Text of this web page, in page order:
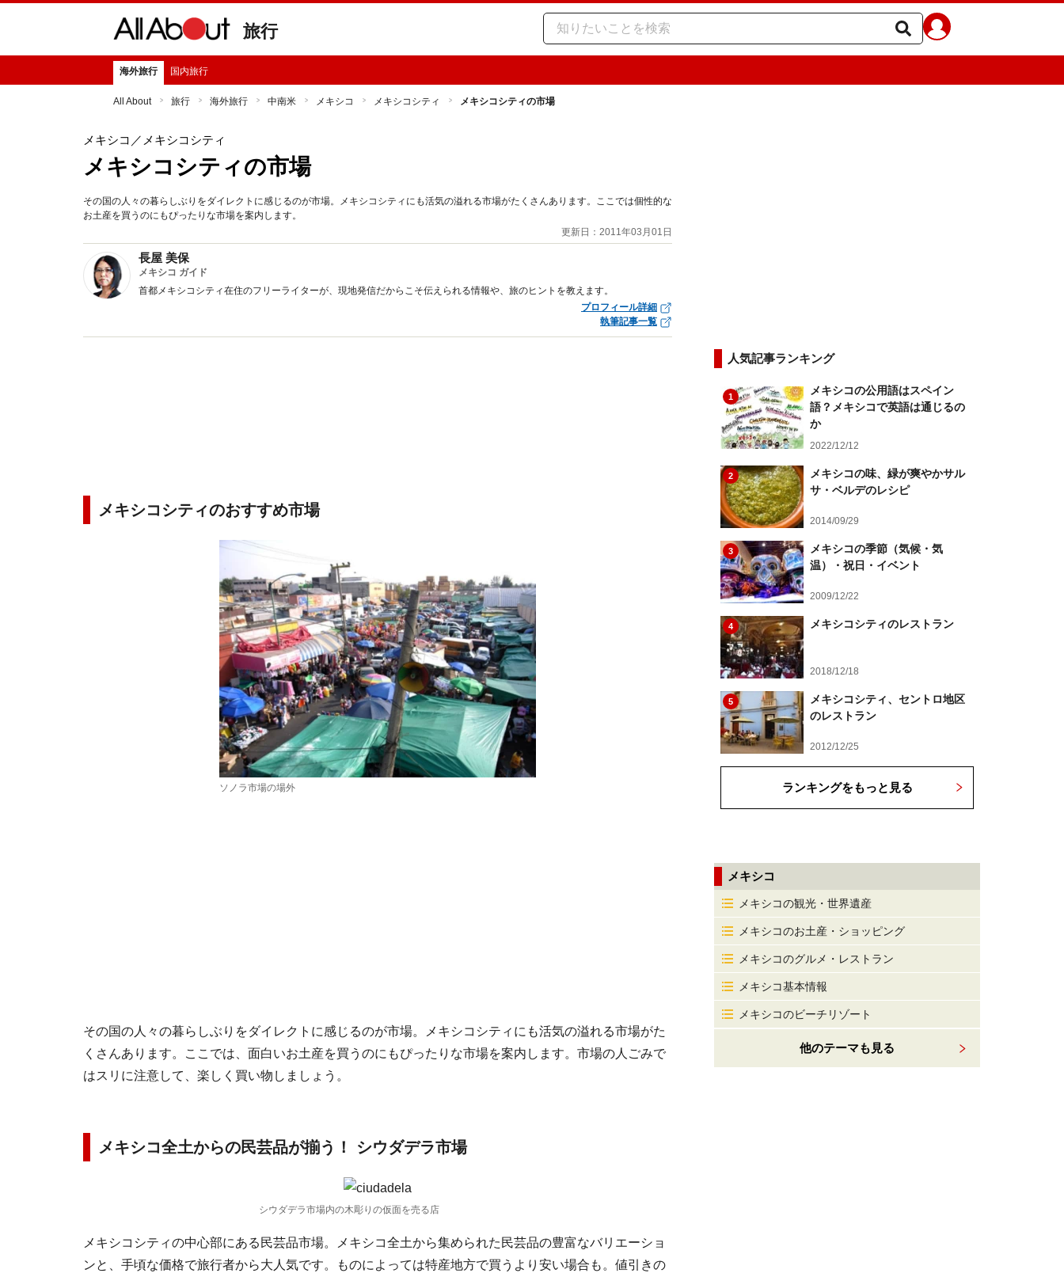
旅行
海外旅行 国内旅行
All About 旅行 海外旅行 中南米 メキシコ メキシコシティ メキシコシティの市場
メキシコ ／メキシコシティ
メキシコシティの市場
その国の人々の暮らしぶりをダイレクトに感じるのが市場。メキシコシティにも活気の溢れる市場がたくさんあります。ここでは個性的な
お土産を買うのにもぴったりな市場を案内します。
更新日：2011年03月01日
長屋 美保
メキシコ ガイド
首都メキシコシティ在住のフリーライターが、現地発信だからこそ伝えられる情報や、旅のヒントを教えます。
プロフィール詳細
執筆記事一覧
メキシコシティのおすすめ市場
ソノラ市場の場外
その国の人々の暮らしぶりをダイレクトに感じるのが市場。メキシコシティにも活気の溢れる市場がた
くさんあります。ここでは、面白いお土産を買うのにもぴったりな市場を案内します。市場の人ごみで
はスリに注意して、楽しく買い物しましょう。
メキシコ全土からの民芸品が揃う！ シウダデラ市場
シウダデラ市場内の木彫りの仮面を売る店
メキシコシティの中心部にある民芸品市場。メキシコ全土から集められた民芸品の豊富なバリエーショ
ンと、手頃な価格で旅行者から大人気です。ものによっては特産地方で買うより安い場合も。値引きの
人気記事ランキング
1
メキシコの公用語はスペイン
語？メキシコで英語は通じるの
か
2022/12/12
2
メキシコの味、緑が爽やかサル
サ・ベルデのレシピ
2014/09/29
3
メキシコの季節（気候・気
温）・祝日・イベント
2009/12/22
4 メキシコシティのレストラン
2018/12/18
5
メキシコシティ、セントロ地区
のレストラン
2012/12/25
ランキングをもっと見る
メキシコ
メキシコの観光・世界遺産
メキシコのお土産・ショッピング
メキシコのグルメ・レストラン
メキシコ基本情報
メキシコのビーチリゾート
他のテーマも見る